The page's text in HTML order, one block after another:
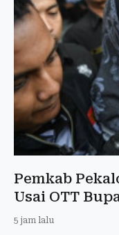
Pemkab
Usai OTT
5 jam lalu